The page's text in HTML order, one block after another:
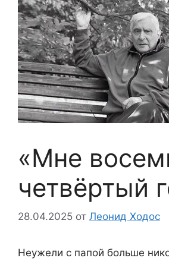
«Мне
четвёртый
28.04.2025 от Леонид Ходос
Неужели с папой больше